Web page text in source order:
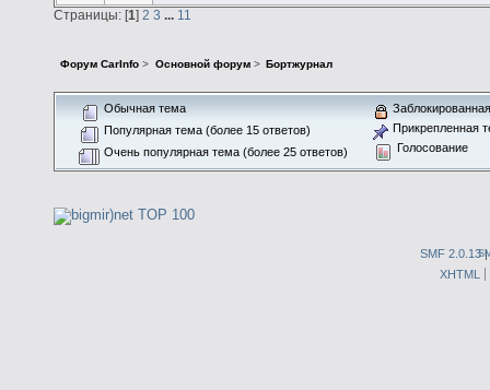
Страницы: [1] 2 3 ... 11
Форум CarInfo > Основной форум> Бортжурнал
Обычная тема
Популярная тема (более 15 ответов)
Очень популярная тема (более 25 ответов)
Прикрепленная
Голосование
SMF 2.0.13|
XHTML